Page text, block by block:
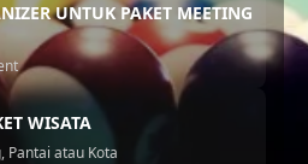
UNTUK PAKET MEETING
WISATA
Pantai atau Kota